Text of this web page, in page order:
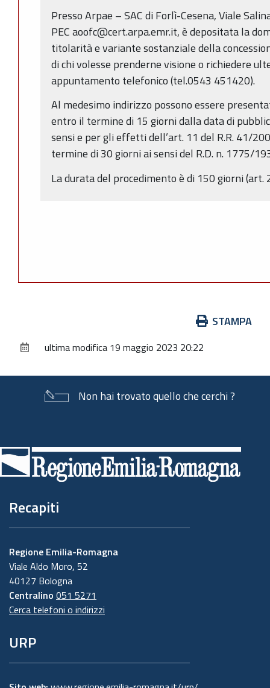
Presso Arpae – SAC di Forlì-Cesena, Viale
PEC aoofc@cert.arpa.emr.it, è depositata la
titolarità e variante sostanziale della
di chi volesse prenderne visione o richiedere
appuntamento telefonico (tel.0543 451420).
Al medesimo indirizzo possono essere
entro il termine di 15 giorni dalla data di
sensi e per gli effetti dell’art. 11 del R.R. 41/
termine di 30 giorni ai sensi del R.D. n. 1775/
La durata del procedimento è di 150 giorni (art.
documento
STAMPA
ultima modifica 19 maggio 2023 20:22
Non hai trovato quello che cerchi ?
di
pagina
Recapiti
Regione Emilia-Romagna
Viale Aldo Moro, 52
40127 Bologna
Centralino 051 5271
Cerca telefoni o indirizzi
URP